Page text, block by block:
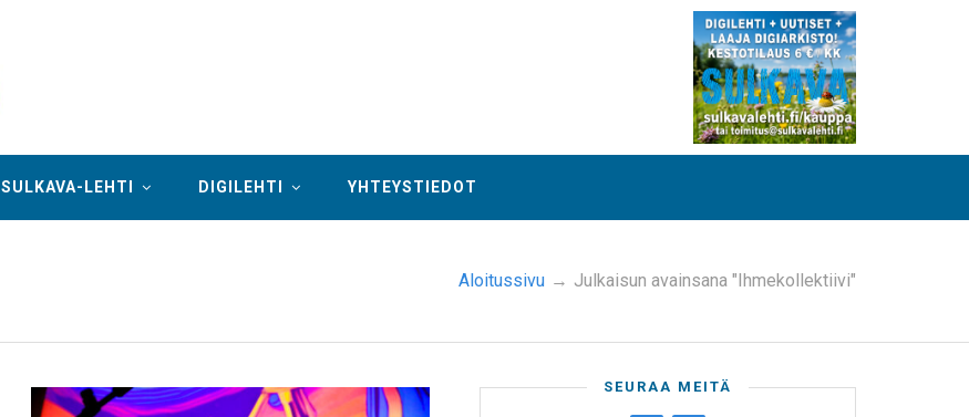
SULKAVA-LEHTI DIGILEHTI YHTEYSTIEDOT
Aloitussivu → Julkaisun avainsana "Ihmekollektiivi"
SEURAA MEITÄ